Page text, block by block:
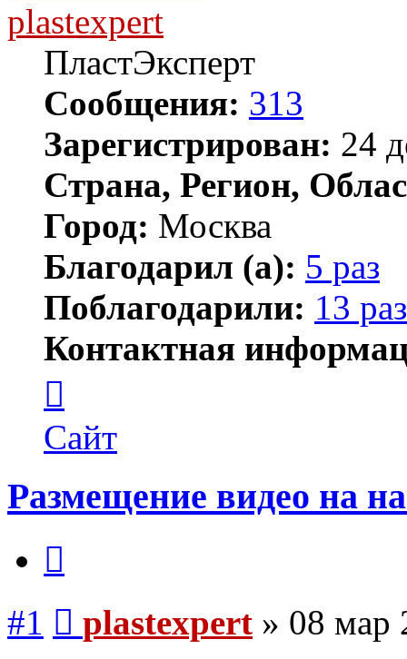
plastexpert
ПластЭксперт
Сообщения: 313
Зарегистрирован: 24
Страна, Регион,
Город: Москва
Благодарил (а): 5 раз
Поблагодарили: 13 раз
Контактная
пользователя
plastexpert
Сайт
Размещение видео на
#1 plastexpert » 08 мар